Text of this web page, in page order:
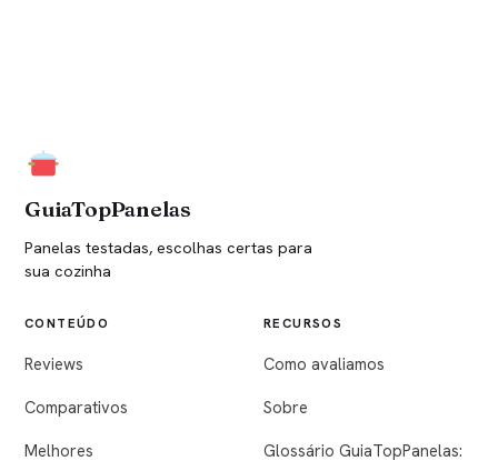
GuiaTopPanelas
Panelas testadas, escolhas certas para
sua cozinha
CONTEÚDO
Reviews
Comparativos
Melhores
RECURSOS
Como avaliamos
Sobre
Glossário GuiaTopPanelas: